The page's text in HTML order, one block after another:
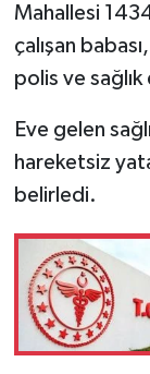
Mahallesi
çalışan
polis ve
Eve gelen
hareketsiz
belirledi.